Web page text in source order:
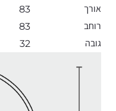
אורך
83
רוחב
83
גובה
32